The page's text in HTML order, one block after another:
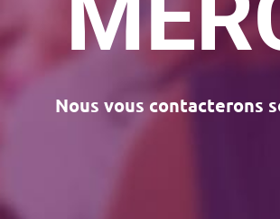
Nous vous contacterons